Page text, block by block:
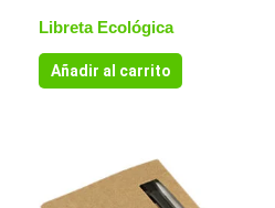
Libreta Ecológica
Añadir al carrito